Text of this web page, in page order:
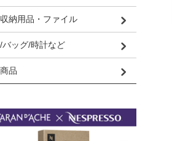
納用品・ファイル
バッグ/時計など
品